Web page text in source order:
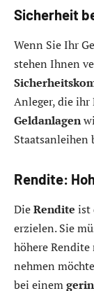
Sicherheit
Wenn Sie Ihr
stehen Ihnen
Anleger, die
Geldanlagen
Staatsanleihen
Rendite:
DieRendite ist
erzielen. Sie
höhere
nehmen
bei einem